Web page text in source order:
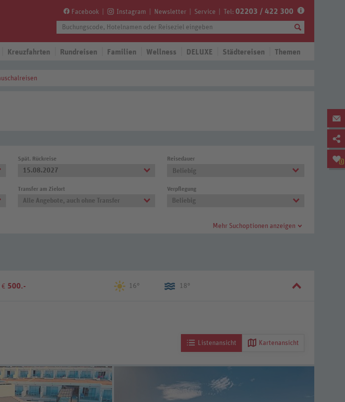
Facebook Instagram Newsletter Service Tel: 02203 / 422 300
Kreuzfahrten Rundreisen Familien Wellness DELUXE Städtereisen Themen
0
Spät. Rückreise
15.08.2027
Reisedauer
Beliebig
Transfer am Zielort
Alle Angebote, auch ohne Transfer
Verpflegung
Beliebig
Mehr Suchoptionen anzeigen
€ 500.- 16° 18°
Listenansicht Kartenansicht